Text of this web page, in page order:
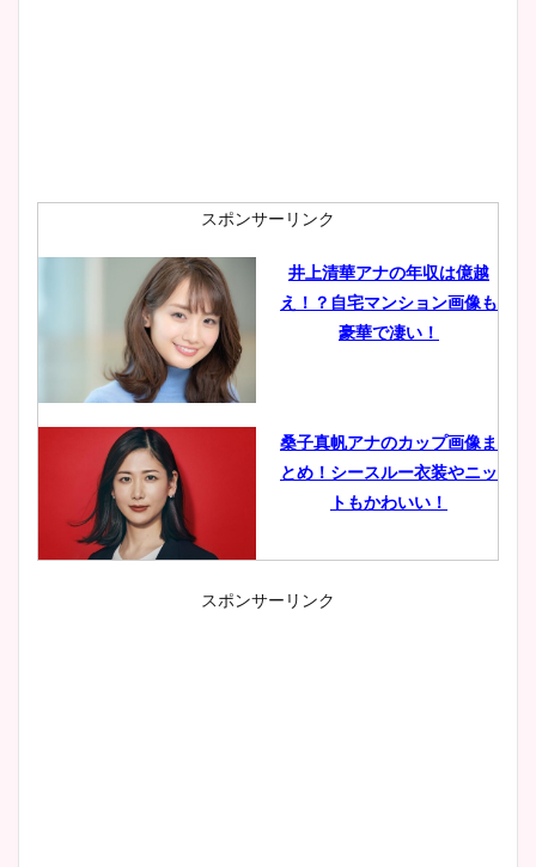
スポンサーリンク
井上清華アナの年収は億越
え！？自宅マンション画像も
豪華で凄い！
桑子真帆アナのカップ画像ま
とめ！シースルー衣装やニッ
トもかわいい！
小室瑛莉子のカップ画像まと
スポンサーリンク